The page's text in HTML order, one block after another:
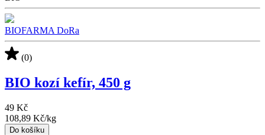
BIOFARMA DoRa
(0)
BIO kozí kefír, 450 g
49 Kč
108,89 Kč/kg
Do košíku